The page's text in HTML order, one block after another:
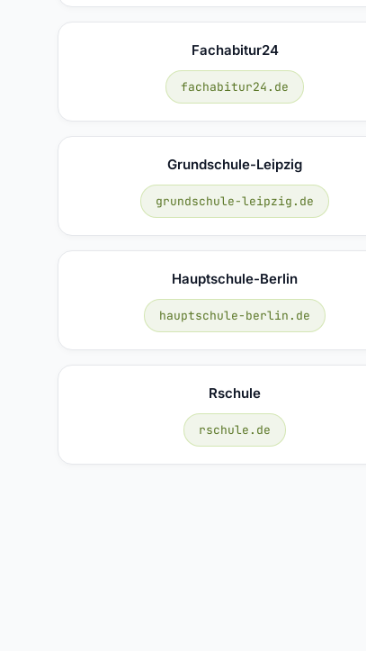
Fachabitur24
fachabitur24.de
Grundschule-Leipzig
grundschule-leipzig.de
Hauptschule-Berlin
hauptschule-berlin.de
Rschule
rschule.de